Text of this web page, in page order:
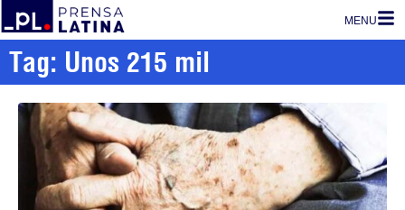
MENU
Tag: Unos 215 mil